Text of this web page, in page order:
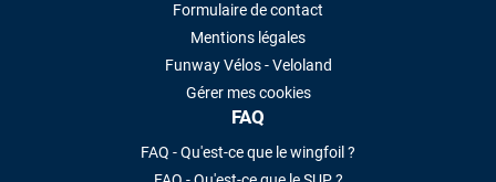
Formulaire de contact
Mentions légales
Funway Vélos - Veloland
Gérer mes cookies
FAQ
FAQ - Qu'est-ce que le wingfoil ?